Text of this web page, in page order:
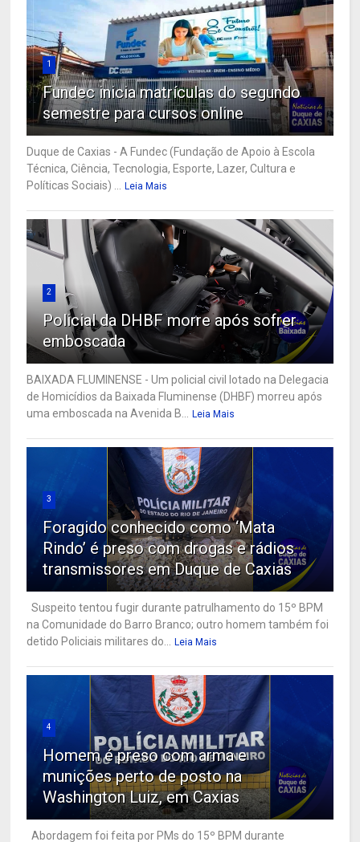
1
Fundec inicia matrículas do segundo
semestre para cursos online
Duque de Caxias - A Fundec (Fundação de Apoio à Escola
Técnica, Ciência, Tecnologia, Esporte, Lazer, Cultura e
Políticas Sociais) ...
Leia Mais
2
Policial da DHBF morre após sofrer
emboscada
BAIXADA FLUMINENSE - Um policial civil lotado na Delegacia
de Homicídios da Baixada Fluminense (DHBF) morreu após
uma emboscada na Avenida B...
Leia Mais
3
Foragido conhecido como ‘Mata
Rindo’ é preso com drogas e rádios
transmissores em Duque de Caxias
Suspeito tentou fugir durante patrulhamento do 15º BPM
na Comunidade do Barro Branco; outro homem também foi
detido Policiais militares do...
Leia Mais
4
Homem é preso com arma e
munições perto de posto na
Washington Luiz, em Caxias
Abordagem foi feita por PMs do 15º BPM durante